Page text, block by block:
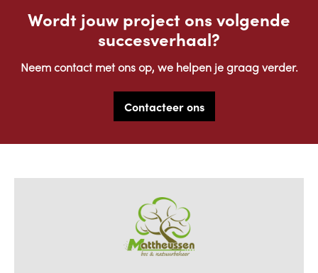
Wordt jouw project ons volgende
succesverhaal?
Neem contact met ons op, we helpen je graag verder.
Contacteer ons